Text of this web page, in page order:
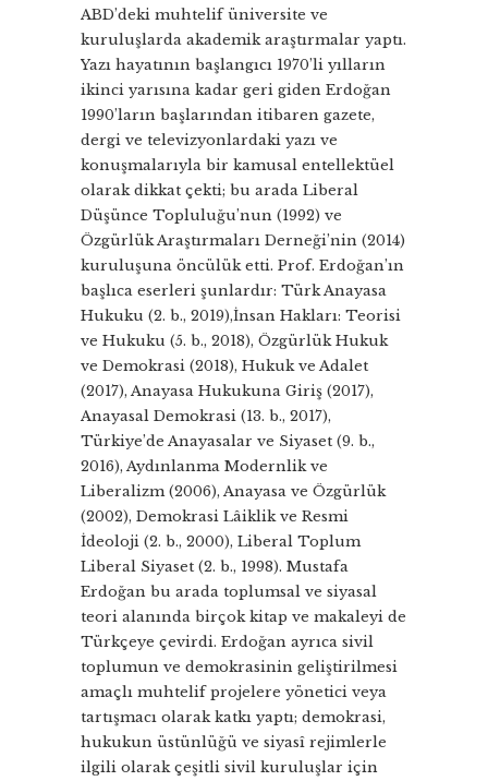
ABD’deki muhtelif üniversite ve
kuruluşlarda akademik araştırmalar yaptı.
Yazı hayatının başlangıcı 1970’li yılların
ikinci yarısına kadar geri giden Erdoğan
1990’ların başlarından itibaren gazete,
dergi ve televizyonlardaki yazı ve
konuşmalarıyla bir kamusal entellektüel
olarak dikkat çekti; bu arada Liberal
Düşünce Topluluğu’nun (1992) ve
Özgürlük Araştırmaları Derneği’nin (2014)
kuruluşuna öncülük etti. Prof. Erdoğan’ın
başlıca eserleri şunlardır: Türk Anayasa
Hukuku (2. b., 2019),İnsan Hakları: Teorisi
ve Hukuku (5. b., 2018), Özgürlük Hukuk
ve Demokrasi (2018), Hukuk ve Adalet
(2017), Anayasa Hukukuna Giriş (2017),
Anayasal Demokrasi (13. b., 2017),
Türkiye’de Anayasalar ve Siyaset (9. b.,
2016), Aydınlanma Modernlik ve
Liberalizm (2006), Anayasa ve Özgürlük
(2002), Demokrasi Lâiklik ve Resmi
İdeoloji (2. b., 2000), Liberal Toplum
Liberal Siyaset (2. b., 1998). Mustafa
Erdoğan bu arada toplumsal ve siyasal
teori alanında birçok kitap ve makaleyi de
Türkçeye çevirdi. Erdoğan ayrıca sivil
toplumun ve demokrasinin geliştirilmesi
amaçlı muhtelif projelere yönetici veya
tartışmacı olarak katkı yaptı; demokrasi,
hukukun üstünlüğü ve siyasî rejimlerle
ilgili olarak çeşitli sivil kuruluşlar için